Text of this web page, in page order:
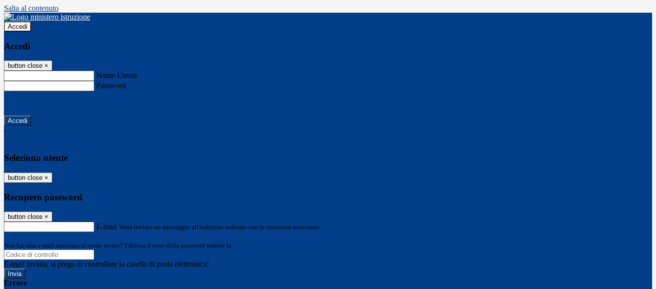
Salta al contenuto
Accedi
Accedi
button close ×
Nome Utente
Password
-
Seleziona utente
button close ×
Recupero password
button close ×
E-mail Verrà inviato un messaggio all'indirizzo indicato con le istruzioni necessarie.
Non hai una e-mail associata al nome utente? Effettua il reset della password tramite la
E-mail inviata, si prega di controllare la casella di posta elettronica!
Errore